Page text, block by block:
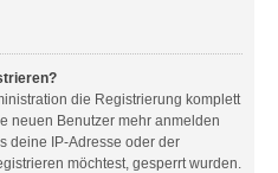
die Registrierung komplett
neuen Benutzer mehr anmelden
deine IP-Adresse oder der
möchtest, gesperrt wurden.